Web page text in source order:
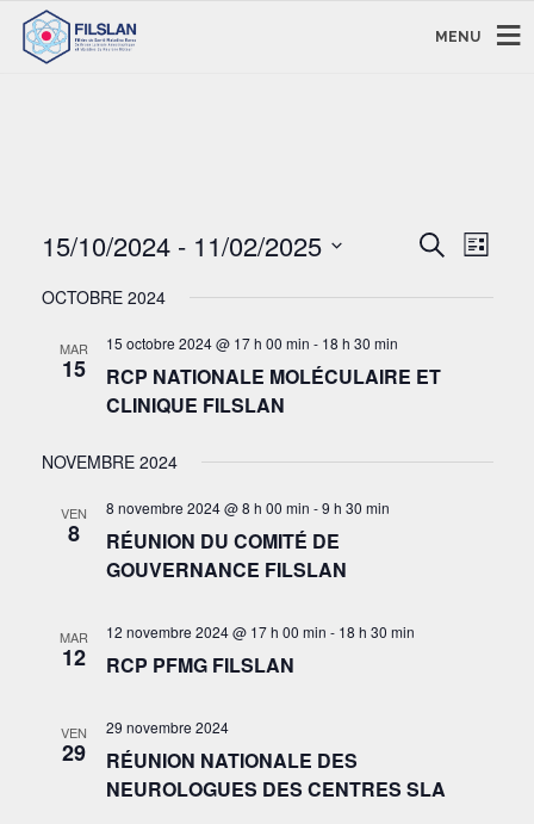
MENU
Recherche
DE
Liste
15/10/2024 - 11/02/2025
une
OCTOBRE 2024
MAR
15
15 octobre 2024 @ 17 h 00 min - 18 h 30 min
RCP NATIONALE MOLÉCULAIRE ET
CLINIQUE FILSLAN
NOVEMBRE 2024
VEN
8
8 novembre 2024 @ 8 h 00 min -9 h 30 min
RÉUNION DU COMITÉ DE
GOUVERNANCE FILSLAN
MAR
12
12 novembre 2024 @ 17 h 00 min - 18 h 30 min
RCP PFMG FILSLAN
VEN
29
29 novembre 2024
RÉUNION NATIONALE DES
NEUROLOGUES DES CENTRES SLA